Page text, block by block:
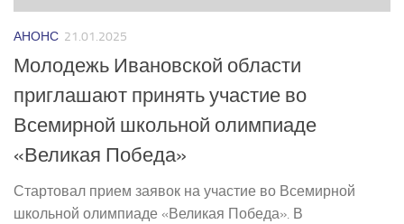
АНОНС 21.01.2025
Молодежь Ивановской области
приглашают принять участие во
Всемирной школьной олимпиаде
«Великая Победа»
Стартовал прием заявок на участие во Всемирной
школьной олимпиаде «Великая Победа». В